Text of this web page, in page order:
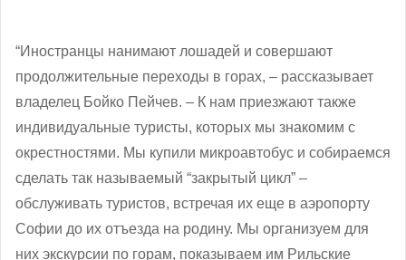
“Иностранцы нанимают лошадей и совершают
продолжительные переходы в горах, – рассказывает
владелец Бойко Пейчев. – К нам приезжают также
индивидуальные туристы, которых мы знакомим с
окрестностями. Мы купили микроавтобус и собираемся
сделать так называемый “закрытый цикл” –
обслуживать туристов, встречая их еще в аэропорту
Софии до их отъезда на родину. Мы организуем для
них экскурсии по горам, показываем им Рильские